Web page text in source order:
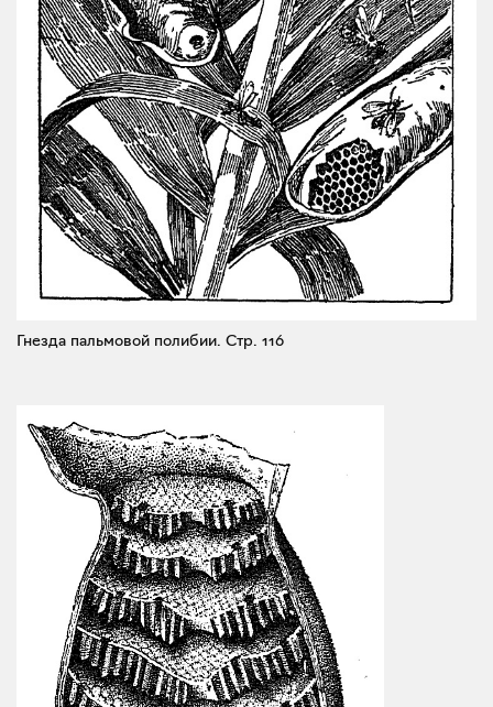
Гнезда пальмовой полибии. Стр. 116